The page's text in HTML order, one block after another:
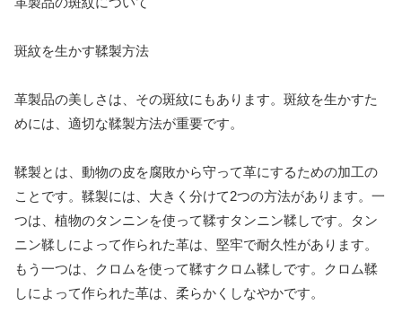
斑紋を生かす鞣製方法
革製品の美しさは、その斑紋にもあります。斑紋を生かすた
めには、適切な鞣製方法が重要です。
鞣製とは、動物の皮を腐敗から守って革にするための加工の
ことです。鞣製には、大きく分けて2つの方法があります。一
つは、植物のタンニンを使って鞣すタンニン鞣しです。タン
ニン鞣しによって作られた革は、堅牢で耐久性があります。
もう一つは、クロムを使って鞣すクロム鞣しです。クロム鞣
しによって作られた革は、柔らかくしなやかです。